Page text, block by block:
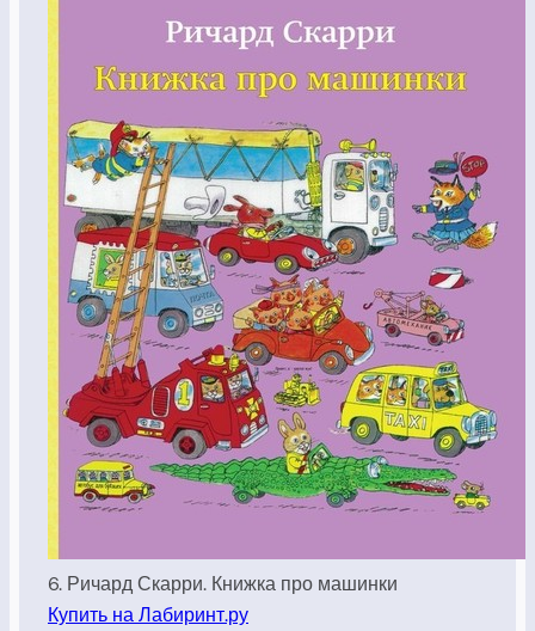
6. Ричард Скарри. Книжка про машинки
Купить на Лабиринт.ру